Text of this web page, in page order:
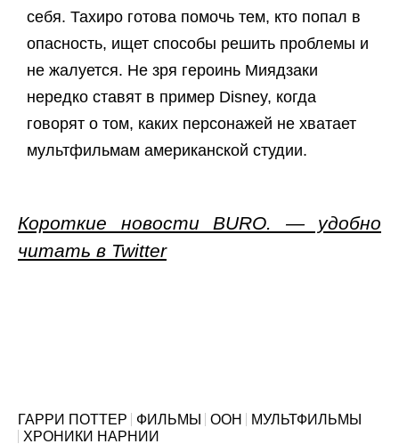
себя. Тахиро готова помочь тем, кто попал в
опасность, ищет способы решить проблемы и
не жалуется. Не зря героинь Миядзаки
нередко ставят в пример Disney, когда
говорят о том, каких персонажей не хватает
мультфильмам американской студии.
Короткие новости BURO. — удобно
читать в Twitter
ГАРРИ ПОТТЕР ФИЛЬМЫ ООН
МУЛЬТФИЛЬМЫ
ХРОНИКИ НАРНИИ